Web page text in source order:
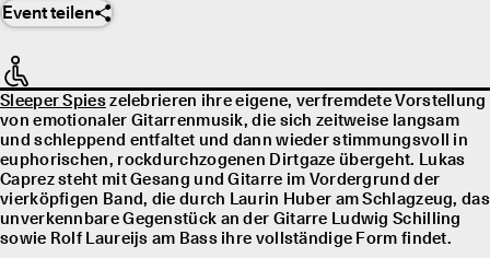
Event teilen
Sleeper Spieszelebrieren ihre eigene, verfremdete Vorstellung
von emotionaler Gitarrenmusik, die sich zeitweise langsam
und schleppend entfaltet und dann wieder stimmungsvoll in
euphorischen, rockdurchzogenen Dirtgaze übergeht. Lukas
Caprez steht mit Gesang und Gitarre im Vordergrund der
vierköpfigen Band, die durch Laurin Huber am Schlagzeug, das
unverkennbare Gegenstück an der Gitarre Ludwig Schilling
sowie Rolf Laureĳs am Bass ihre vollständige Form findet.